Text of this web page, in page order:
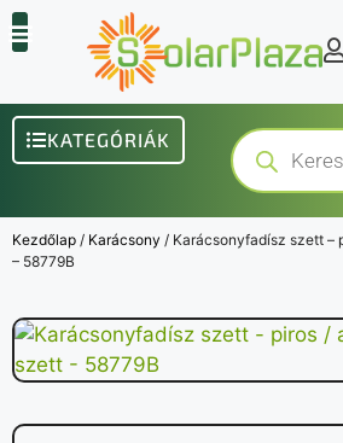
KATEGÓRIÁK
Kezdőlap / Karácsony / Karácsonyfadísz szett –
– 58779B